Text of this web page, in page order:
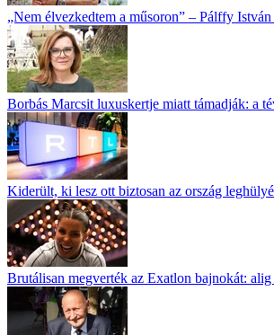
„Nem élvezkedtem a műsoron” – Pálffy
Borbás Marcsit luxuskertje miatt támadják: a
Kiderült, ki lesz ott biztosan az ország
Brutálisan megverték az Exatlon bajnokát: